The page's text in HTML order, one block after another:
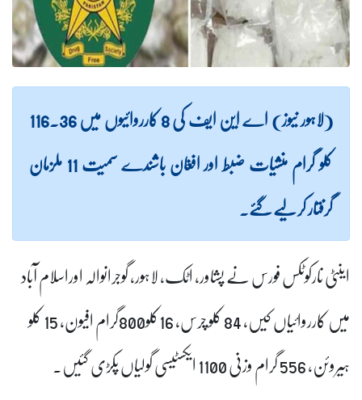
(لاہور نیوز) اے این ایف کی 8 کارروائیوں میں 116.36
کلو گرام منشیات ضبط اور افغان باشندے سمیت 11 ملزمان
گرفتار کر لیے گئے۔
اینٹی نارکوٹکس فورس نے پشاور، اٹک، لاہور، گوجرانوالہ اوراسلام آباد
میں کارروائیاں کیں، 84 کلو چرس، 16کلو800گرام افیون، 15 کلو
ہیروئن، 556 گرام وزنی 1100 ایکسٹیسی گولیاں پکڑی گئیں۔